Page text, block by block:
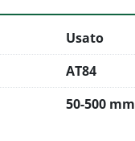
Usato
AT84
50-500 mm